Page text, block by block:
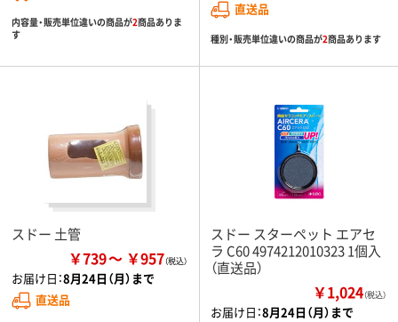
内容量・販売単位違いの商品が2商品ありま
す
直送品
種別・販売単位違いの商品が2商品あります
スドー 土管
￥739 ￥957
お届け日：8月24日（月）まで
直送品
スドー スターペット エアセ
ラ C60 4974212010323 1個入
（直送品）
￥1,024（税込）
お届け日：8月24日（月）まで